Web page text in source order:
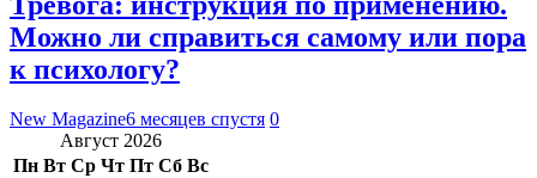
Можно ли справиться самому или пора
к психологу?
New Magazine6 месяцев спустя 0
Август 2026
Пн Вт Ср Чт Пт Сб Вс